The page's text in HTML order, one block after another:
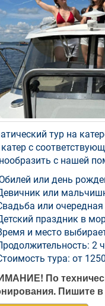
тур на
катер с
с нашей
или день
или
или
праздник в
и место
2
тура: от
По
Пишите в